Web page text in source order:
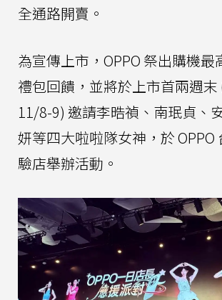
全通路開賣。
為宣傳上市，OPPO 祭出購機最
禮包回饋，並將於上市首兩週末
11/8-9) 邀請李晧禎、南珉貞、
妍等四大啦啦隊女神，於 OPPO
驗店舉辦活動。